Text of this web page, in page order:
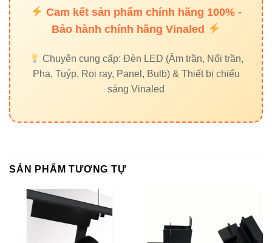
Cam kết sản phẩm chính hãng 100% -
Bảo hành chính hãng Vinaled
Chuyên cung cấp: Đèn LED (Âm trần, Nổi trần,
Pha, Tuýp, Rọi ray, Panel, Bulb) & Thiết bị chiếu
sáng Vinaled
SẢN PHẨM TƯƠNG TỰ